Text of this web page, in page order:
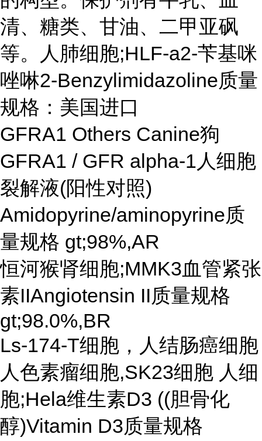
清、糖类、甘油、二甲亚砜
等。
人肺细胞;HLF-a2-苄基咪
唑啉2-Benzylimidazoline质量
规格：美国进口
GFRA1 Others Canine狗
GFRA1 / GFR alpha-1人细胞
裂解液(阳性对照)
Amidopyrine/aminopyrine质
量规格 gt;98%,AR
恒河猴肾细胞;MMK3血管紧张
素IIAngiotensin II质量规格
gt;98.0%,BR
Ls-174-T细胞，人结肠癌细胞
人色素瘤细胞,SK23细胞 人细
胞;Hela维生素D3 ((胆骨化
醇)Vitamin D3质量规格